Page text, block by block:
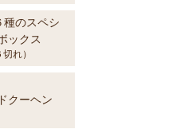
種のスペシ
ックス
切れ）
クーヘン